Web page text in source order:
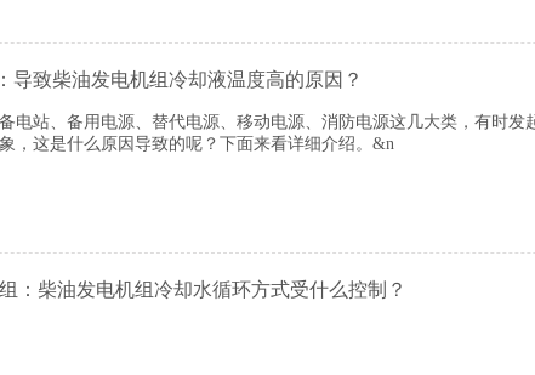
导致柴油发电机组冷却液温度高的原因？
站、备用电源、替代电源、移动电源、消防电源这几大类，有时发
，这是什么原因导致的呢？下面来看详细介绍。&n
：柴油发电机组冷却水循环方式受什么控制？